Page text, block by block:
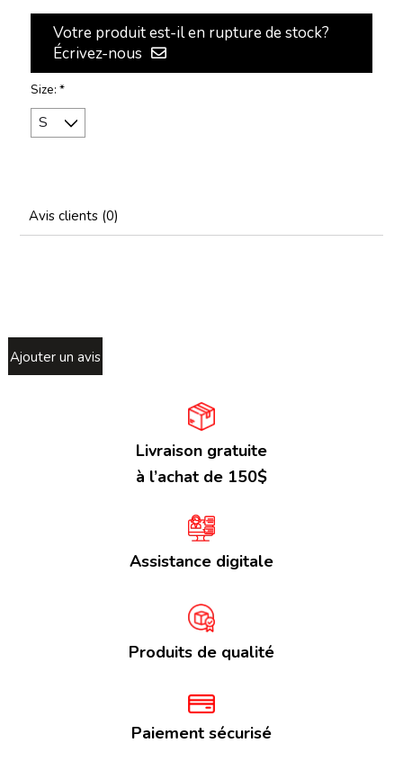
Votre produit est-il en rupture de stock?
Écrivez-nous
Size: *
Avis clients (0)
Ajouter un avis
Livraison gratuite
à l’achat de 150$
Assistance digitale
Produits de qualité
Paiement sécurisé